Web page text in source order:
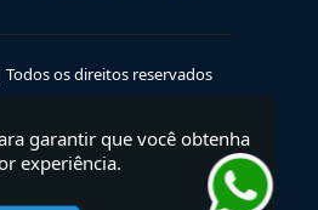
Todos os direitos reservados
garantir que você obtenha
experiência.